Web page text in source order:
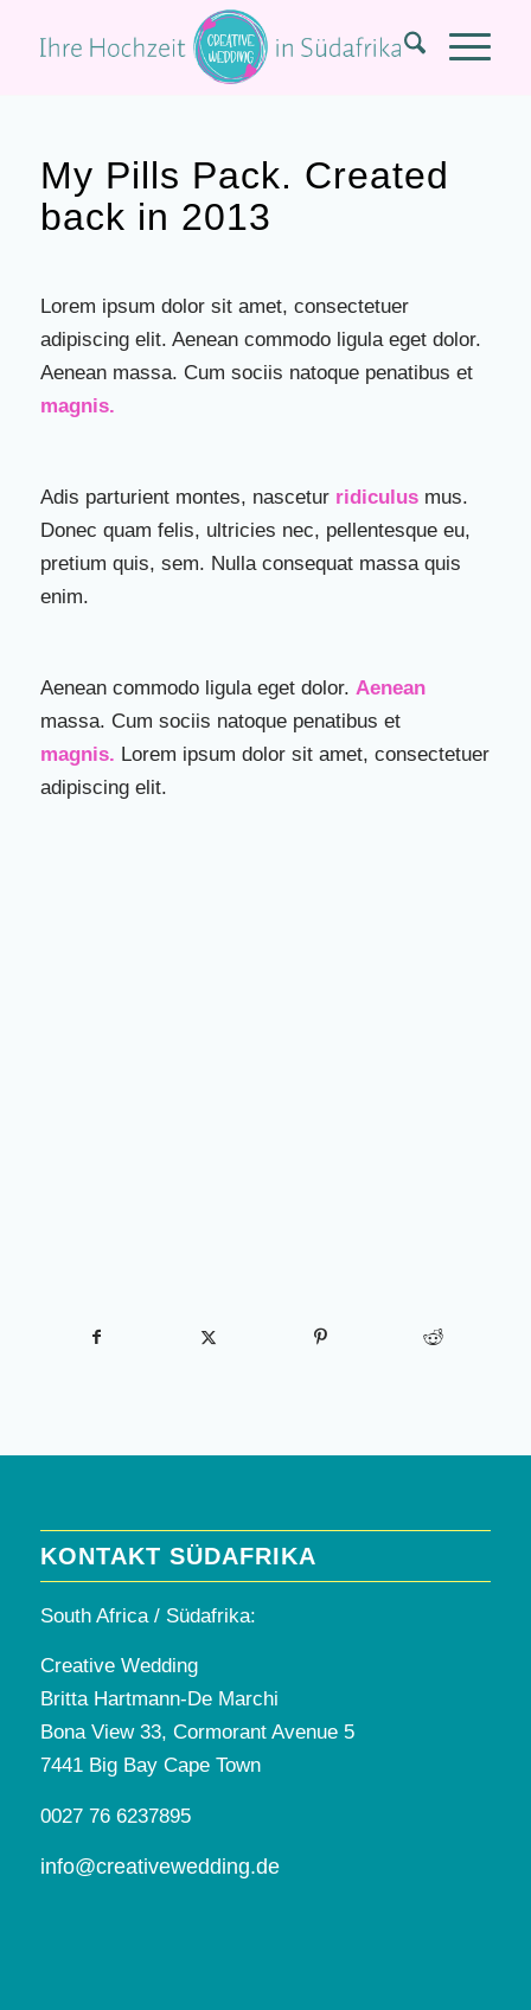
My Pills Pack. Created
back in 2013
Lorem ipsum dolor sit amet, consectetuer
adipiscing elit. Aenean commodo ligula eget dolor.
Aenean massa. Cum sociis natoque penatibus et
magnis.
Adis parturient montes, nascetur ridiculusmus.
Donec quam felis, ultricies nec, pellentesque eu,
pretium quis, sem. Nulla consequat massa quis
enim.
Aenean commodo ligula eget dolor. Aenean
massa. Cum sociis natoque penatibus et
magnis. Lorem ipsum dolor sit amet, consectetuer
adipiscing elit.
KONTAKT SÜDAFRIKA
South Africa / Südafrika:
Creative Wedding
Britta Hartmann-De Marchi
Bona View 33, Cormorant Avenue 5
7441 Big Bay Cape Town
0027 76 6237895
info@creativewedding.de